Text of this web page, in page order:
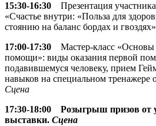
15:30-16:30 Презентация
«Счастье внутри: «Польза для
стоянию на баланс бордах и
17:00-17:30 Мастер-класс «Основы
помощи»: виды оказания первой
подавившемуся человеку, прием
навыков на специальном
Сцена
17:30-18:00
Розыгрыш призов от
выставки. Сцена